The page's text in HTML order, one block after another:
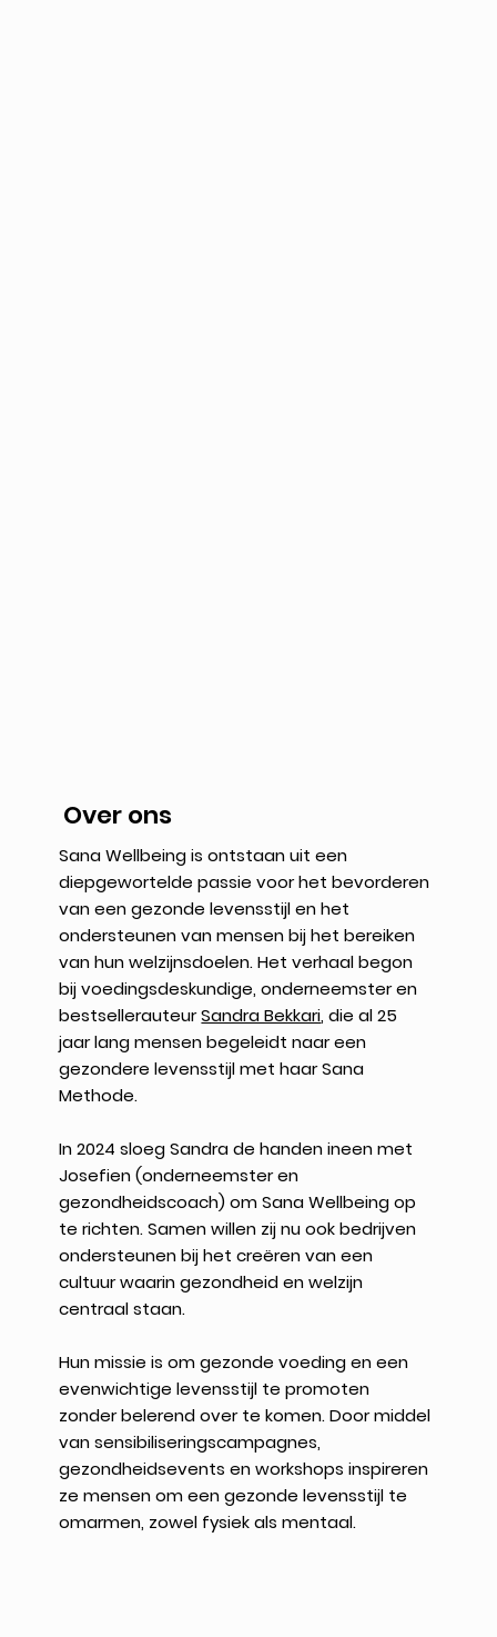
Over ons
Sana Wellbeing is ontstaan uit een
diepgewortelde passie voor het bevorderen
van een gezonde levensstijl en het
ondersteunen van mensen bij het bereiken
van hun welzijnsdoelen. Het verhaal begon
bij voedingsdeskundige, onderneemster en
bestsellerauteurSandra Bekkari, die al 25
jaar lang mensen begeleidt naar een
gezondere levensstijl met haar Sana
Methode.
In 2024 sloeg Sandra de handen ineen met
Josefien (onderneemster en
gezondheidscoach) om Sana Wellbeing op
te richten. Samen willen zij nu ook bedrijven
ondersteunen bij het creëren van een
cultuur waarin gezondheid en welzijn
centraal staan.
Hun missie is om gezonde voeding en een
evenwichtige levensstijl te promoten
zonder belerend over te komen. Door middel
van sensibiliseringscampagnes,
gezondheidsevents en workshops inspireren
ze mensen om een gezonde levensstijl te
omarmen, zowel fysiek als mentaal.